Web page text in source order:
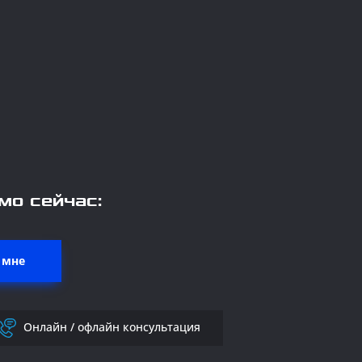
сейчас:
мне
Онлайн / офлайн консультация